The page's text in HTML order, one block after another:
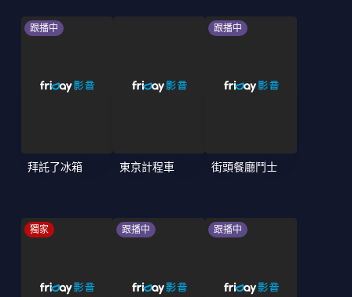
跟播中
拜託了冰箱 東京計程車
跟播中
街頭餐廳鬥士
獨家 跟播中 跟播中